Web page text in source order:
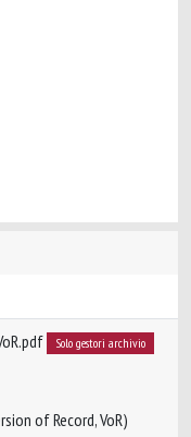
Solo gestori archivio
of Record, VoR)